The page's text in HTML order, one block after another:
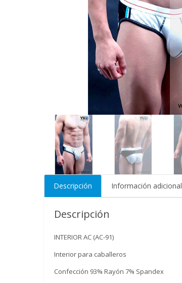
Descripción Información adicional
Descripción
INTERIOR AC (AC-91)
Interior para caballeros
Confección 93% Rayón 7% Spandex